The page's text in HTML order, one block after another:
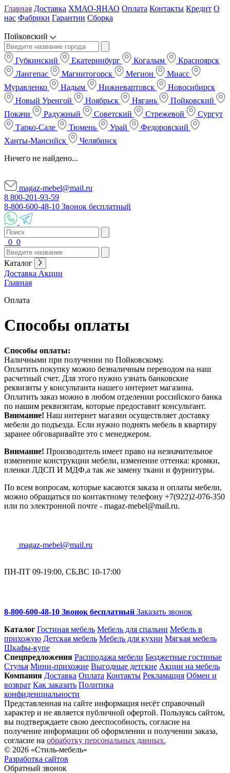
Главная Доставка ХМАО-ЯНАО Оплата Контакты Кредит О
нас Фабрики Гарантии Сборка
Пойковский
Губкинский Екатеринбург Когалым
Красноярск
Лангепас
Магнитогорск Мегион
Миасс
Муравленко
Надым Нижневартовск
Новосибирск
Новый Уренгой
Ноябрьск Нягань
Пойковский
Покачи
Радужный Советский Стрежевой
Сургут
Тарко-Сале
Тюмень Урай
Федоровский
Ханты-Мансийск
Челябинск
Ничего не найдено...
magaz-mebel@mail.ru
8 800-201-93-59
8-800-600-48-10 Звонок бесплатный
0 0
Каталог
Доставка Акции
Главная
Оплата
Способы оплаты
Способы оплаты:
Наличными при получении по Пойковскому.
Оплатить покупку можно безналичным переводом на наш
расчетный счет. Для этого нужно узнать банковские
реквизиты у консультанта нашего интернет магазина.
Оплатить заказ можно в любом отделении российского банка
по нашим реквизитам, которые предоставит консультант.
Внимание! Наш интернет магазин осуществляет доставку
мебели до подъезда. Если нужно поднять мебель в квартиру
заранее обговаривайте это с менеджером.
Внимание! Производитель имеет право на незначительное
изменение конструкции мебели, изменение оттенка: кромки,
пленки ЛДСП И МДФ,а так же замену ткани и фурнитуры.
По всем вопросам, которые касаются заказа и оплаты мебели,
можно обращаться по контактному телефону +7(922)2-076-350
или по электронной почте - magaz-mebel@mail.ru.
magaz-mebel@mail.ru
ПН-ПТ 09-19:00, СБ,ВС 10-17:00
8-800-600-48-10 Звонок бесплатный Заказать звонок
Каталог Гостиная мебель Мебель для спальни Мебель в
прихожую Детская мебель Мебель для кухни Мягкая мебель
Шкафы-купе
Спец­предложения Распродажа мебели Бюджетные гостиные
Стулья Мини-прихожие Выгодные детские Акции на мебель
Компания Доставка Оплата Контакты Рекламация Обмен и
возврат Как заказать Политика
конфиденциальности
Представленная на сайте информация несёт справочный
характер и не является публичной офертой. Пользуясь сайтом,
вы подтверждаете свою дееспособность, согласие на
получение информации об оформлении и получении заказа,
согласие на обработку персональных данных.
© 2026 «Стиль-мебель»
Разработка сайтов
Обратный звонок